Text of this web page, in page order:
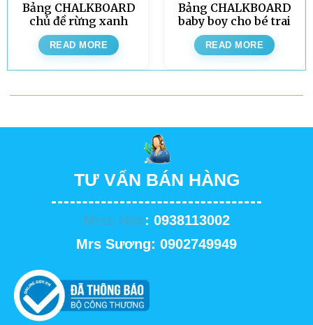
Bảng CHALKBOARD
chủ đề rừng xanh
READ MORE
Bảng CHALKBOARD
baby boy cho bé trai
READ MORE
TƯ VẤN BÁN HÀNG
Miss Hảo: 0938113002
Mrs Sương: 0902749949